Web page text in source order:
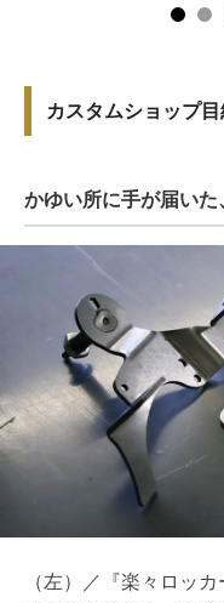
カスタムショップ
かゆい所に手が届い
（左）／『楽々ロッ